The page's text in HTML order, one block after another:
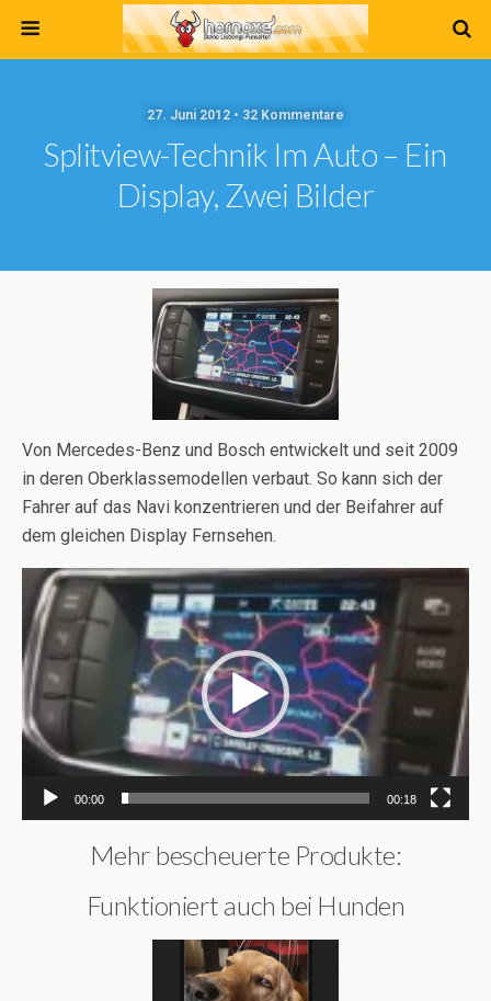
27. Juni 2012 • 32 Kommentare
Splitview-Technik Im Auto – Ein
Display, Zwei Bilder
Von Mercedes-Benz und Bosch entwickelt und seit 2009
in deren Oberklassemodellen verbaut. So kann sich der
Fahrer auf das Navi konzentrieren und der Beifahrer auf
dem gleichen Display Fernsehen.
Video-
Player
00:00 00:18
Mehr bescheuerte Produkte:
Funktioniert auch bei Hunden